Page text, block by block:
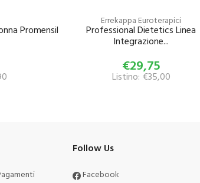
Promensil
Errekappa Euroterapici
Professional Dietetics Linea
Integrazione...
€29,75
Listino: €35,00
Follow Us
Facebook